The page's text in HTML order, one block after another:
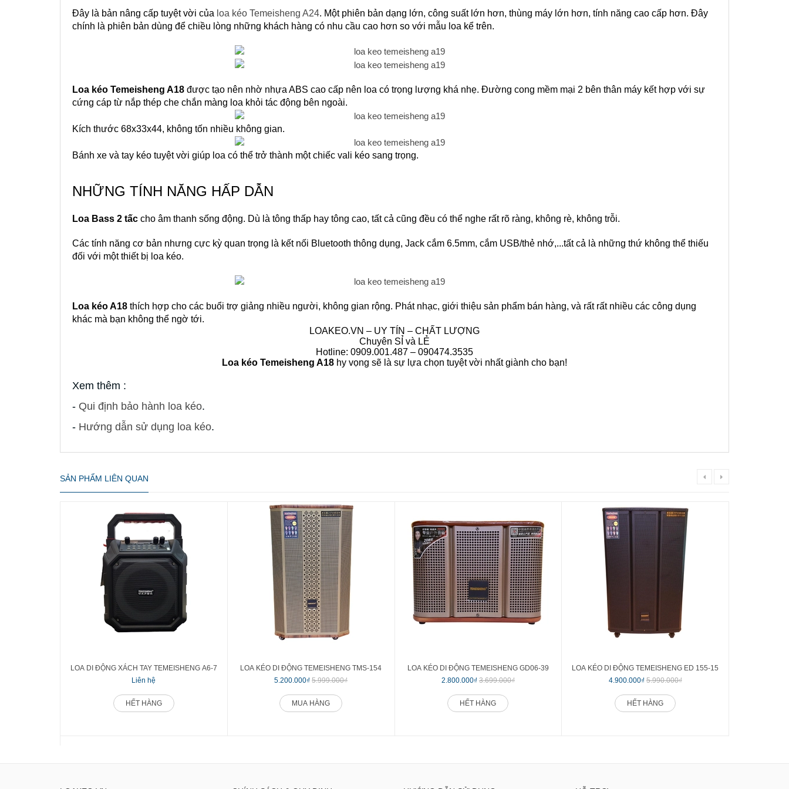
Đây là bản nâng cấp tuyệt vời của loa kéo Temeisheng A24. Một phiên bản dạng lớn, công suất lớn hơn, thùng máy lớn hơn, tính năng cao cấp hơn. Đây
chính là phiên bản dùng để chiều lòng những khách hàng có nhu cầu cao hơn so với mẫu loa kể trên.
Loa kéo Temeisheng A18 được tạo nên nhờ nhựa ABS cao cấp nên loa có trọng lượng khá nhẹ. Đường cong mềm mại 2 bên thân máy kết hợp với sự
cứng cáp từ nắp thép che chắn màng loa khỏi tác động bên ngoài.
Kích thước 68x33x44, không tốn nhiều không gian.
Bánh xe và tay kéo tuyệt vời giúp loa có thể trở thành một chiếc vali kéo sang trọng.
NHỮNG TÍNH NĂNG HẤP DẪN
Loa Bass 2 tấc cho âm thanh sống động. Dù là tông thấp hay tông cao, tất cả cũng đều có thể nghe rất rõ ràng, không rè, không trỗi.
Các tính năng cơ bản nhưng cực kỳ quan trọng là kết nối Bluetooth thông dụng, Jack cắm 6.5mm, cắm USB/thẻ nhớ,...tất cả là những thứ không thể thiếu
đối với một thiết bị loa kéo.
Loa kéo A18 thích hợp cho các buổi trợ giảng nhiều người, không gian rộng. Phát nhạc, giới thiệu sản phẩm bán hàng, và rất rất nhiều các công dụng
khác mà bạn không thể ngờ tới.
LOAKEO.VN – UY TÍN – CHẤT LƯỢNG
Chuyên SỈ và LẺ
Hotline: 0909.001.487 – 090474.3535
Loa kéo Temeisheng A18 hy vọng sẽ là sự lựa chọn tuyệt vời nhất giành cho bạn!
Xem thêm :
- Qui định bảo hành loa kéo.
- Hướng dẫn sử dụng loa kéo.
SẢN PHẨM LIÊN QUAN
LOA DI ĐỘNG XÁCH TAY TEMEISHENG A6-7
Liên hệ
HẾT HÀNG
LOA KÉO DI ĐỘNG TEMEISHENG TMS-154
5.200.000₫ 5.999.000₫
MUA HÀNG
LOA KÉO DI ĐỘNG TEMEISHENG GD06-39
2.800.000₫ 3.699.000₫
HẾT HÀNG
LOA KÉO DI ĐỘNG TEMEISHENG ED 155-15
4.900.000₫ 5.990.000₫
HẾT HÀNG